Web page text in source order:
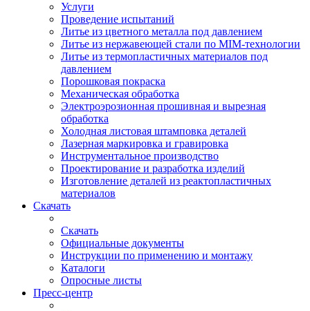
Услуги
Проведение испытаний
Литье из цветного металла под давлением
Литье из нержавеющей стали по MIM-технологии
Литье из термопластичных материалов под
давлением
Порошковая покраска
Механическая обработка
Электроэрозионная прошивная и вырезная
обработка
Холодная листовая штамповка деталей
Лазерная маркировка и гравировка
Инструментальное производство
Проектирование и разработка изделий
Изготовление деталей из реактопластичных
материалов
Скачать
Скачать
Официальные документы
Инструкции по применению и монтажу
Каталоги
Опросные листы
Пресс-центр